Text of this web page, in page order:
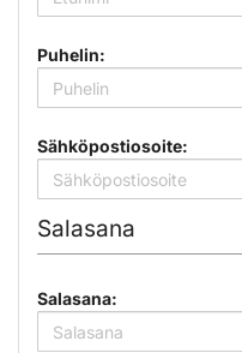
Puhelin:
Sähköpostiosoite:
Salasana
Salasana: